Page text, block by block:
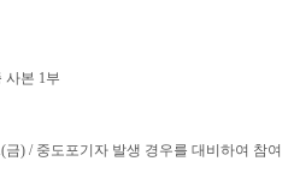
본 1부
금) / 중도포기자 발생 경우를 대비하여 참여